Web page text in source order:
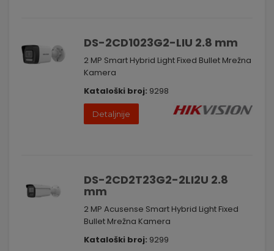
DS-2CD1023G2-LIU 2.8 mm
2 MP Smart Hybrid Light Fixed Bullet Mrežna
Kamera
Kataloški broj: 9298
Detaljnije
DS-2CD2T23G2-2LI2U 2.8
mm
2 MP Acusense Smart Hybrid Light Fixed
Bullet Mrežna Kamera
Kataloški broj: 9299